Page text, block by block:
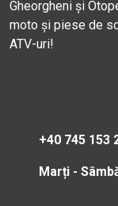
Gheorgheni și
moto și piese de
ATV-uri!
+40 745 153
Marți -